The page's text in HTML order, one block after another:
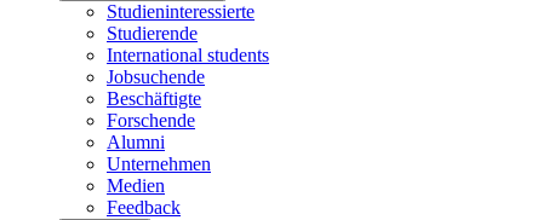
Studieninteressierte
Studierende
International students
Jobsuchende
Beschäftigte
Forschende
Alumni
Unternehmen
Medien
Feedback